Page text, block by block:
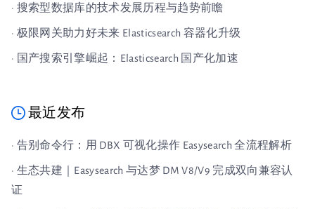
· 搜索型数据库的技术发展历程与趋势前瞻
· 极限网关助力好未来 Elasticsearch 容器化升级
· 国产搜索引擎崛起：Elasticsearch 国产化加速
最近发布
· 告别命令行：用 DBX 可视化操作 Easysearch 全流程解析
· 生态共建｜Easysearch 与达梦 DM V8/V9 完成双向兼容认
证